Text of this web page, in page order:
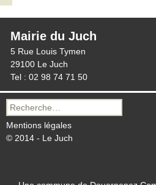
Mairie du Juch
5 Rue Louis Tymen
29100 Le Juch
Tel : 02 98 74 71 50
Recherche
pour :
Mentions légales
© 2014 - Le Juch